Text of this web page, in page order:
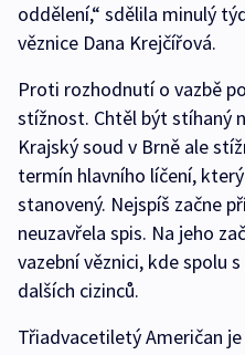
oddělení,“ sdělila minulý
věznice Dana Krejčířová.
Proti rozhodnutí o vazbě
stížnost. Chtěl být stíhaný
Krajský soud v Brně ale
termín hlavního líčení,
stanovený. Nejspíš začne
neuzavřela spis. Na jeho
vazební věznici, kde spolu
dalších cizinců.
Třiadvacetiletý Američan